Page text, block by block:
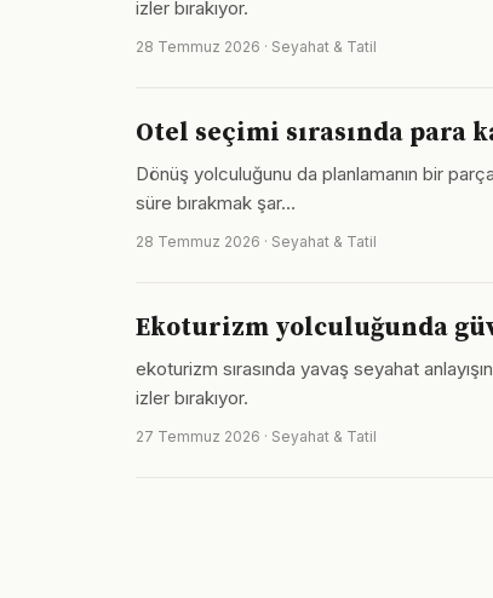
izler bırakıyor.
28 Temmuz 2026 · Seyahat & Tatil
Otel seçimi sırasında para
Dönüş yolculuğunu da planlamanın bir
süre bırakmak şar…
28 Temmuz 2026 · Seyahat & Tatil
Ekoturizm yolculuğunda
ekoturizm sırasında yavaş seyahat
izler bırakıyor.
27 Temmuz 2026 · Seyahat & Tatil